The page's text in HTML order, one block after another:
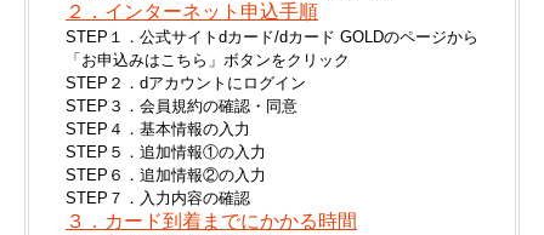
２．インターネット申込手順
STEP１．公式サイトdカード/dカード GOLDのページから
「お申込みはこちら」ボタンをクリック
STEP２．dアカウントにログイン
STEP３．会員規約の確認・同意
STEP４．基本情報の入力
STEP５．追加情報①の入力
STEP６．追加情報②の入力
STEP７．入力内容の確認
３．カード到着までにかかる時間